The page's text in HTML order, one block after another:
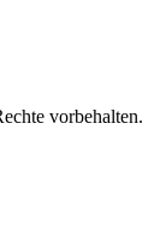
vorbehalten.